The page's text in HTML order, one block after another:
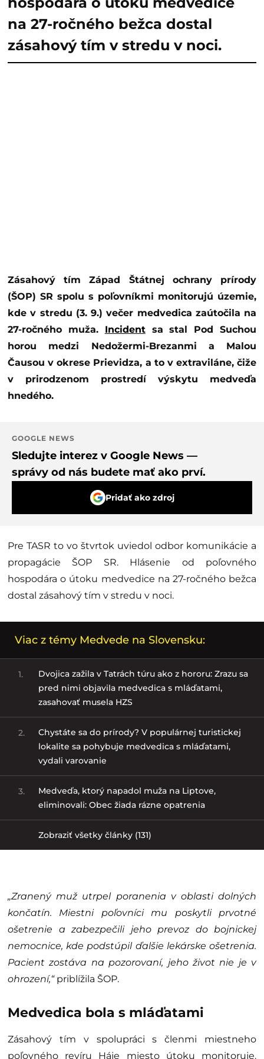
na 27-ročného bežca dostal
zásahový tím v stredu v noci.
Zásahový tím Západ Štátnej ochrany prírody
(ŠOP) SR spolu s poľovníkmi monitorujú územie,
kde v stredu (3. 9.) večer medvedica zaútočila na
27-ročného muža. Incidentsa stal Pod Suchou
horou medzi Nedožermi-Brezanmi a Malou
Čausou v okrese Prievidza, a to v extraviláne, čiže
v prirodzenom prostredí výskytu medveďa
hnedého.
GOOGLE NEWS
Sledujte interez v Google News —
správy od nás budete mať ako prví.
Pridať ako zdroj
Pre TASR to vo štvrtok uviedol odbor komunikácie a
propagácie ŠOP SR. Hlásenie od poľovného
hospodára o útoku medvedice na 27-ročného bežca
dostal zásahový tím v stredu v noci.
Viac z témy Medvede na Slovensku:
1.
Dvojica zažila v Tatrách túru ako z hororu: Zrazu sa
pred nimi objavila medvedica s mláďatami,
zasahovať musela HZS
2.
Chystáte sa do prírody? V populárnej turistickej
lokalite sa pohybuje medvedica s mláďatami,
vydali varovanie
3.
Medveďa, ktorý napadol muža na Liptove,
eliminovali: Obec žiada rázne opatrenia
Zobraziť všetky články (131)
„Zranený muž utrpel poranenia v oblasti dolných
končatín. Miestni poľovníci mu poskytli prvotné
ošetrenie a zabezpečili jeho prevoz do bojnickej
nemocnice, kde podstúpil ďalšie lekárske ošetrenia.
Pacient zostáva na pozorovaní, jeho život nie je v
ohrození,“priblížila ŠOP.
Medvedica bola s mláďatami
Zásahový tím v spolupráci s členmi miestneho
poľovného revíru Háje miesto útoku monitoruje.